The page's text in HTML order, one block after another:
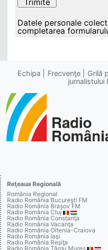
Datele personale
completarea
Echipa Frecvenţe Grilă
jurnalistului
Reţeaua Regională
România Regional
Radio România Bucureşti FM
Radio România Braşov FM
Radio România Cluj
Radio România Constanţa
Radio România Vacanţa
Radio România Oltenia-Craiova
Radio România Iaşi
Radio România Reşiţa
Radio România Târgu Mureş